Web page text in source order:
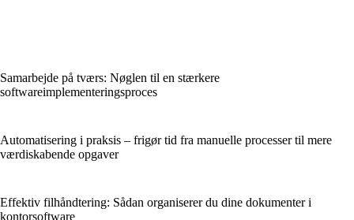
Samarbejde på tværs: Nøglen til en stærkere
softwareimplementeringsproces
Automatisering i praksis – frigør tid fra manuelle processer til mere
værdiskabende opgaver
Effektiv filhåndtering: Sådan organiserer du dine dokumenter i
kontorsoftware